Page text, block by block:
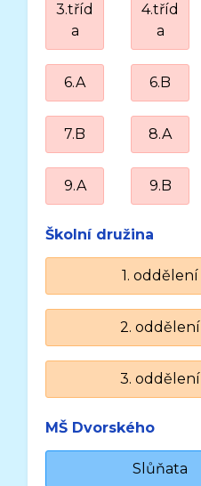
3.tříd
a
4.tříd
a
6.A 6.B
7.B 8.A
9.A 9.B
Školní družina
1. oddělení
2. oddělení
3. oddělení
MŠ Dvorského
Slůňata